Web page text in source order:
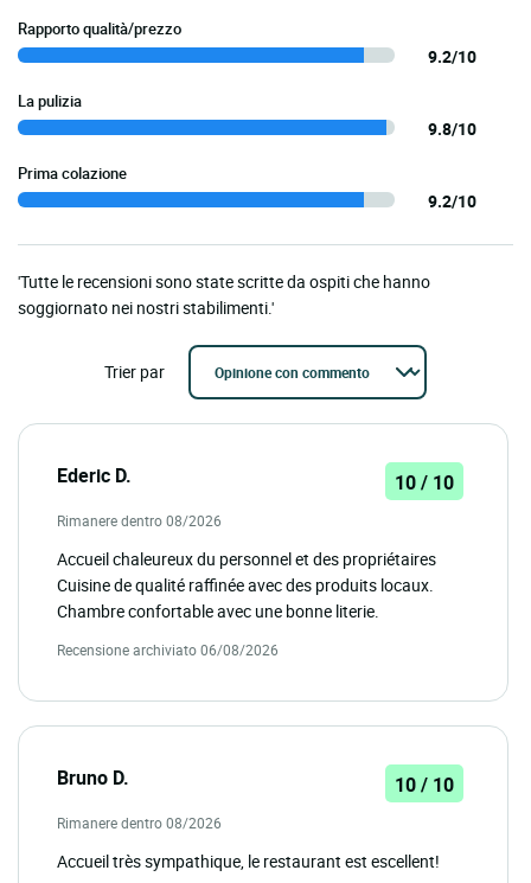
Rapporto qualità/prezzo
9.2/10
La pulizia
9.8/10
Prima colazione
9.2/10
'Tutte le recensioni sono state scritte da ospiti che hanno
soggiornato nei nostri stabilimenti.'
Trier par
Ederic D. 10 / 10
Rimanere dentro 08/2026
Accueil chaleureux du personnel et des propriétaires
Cuisine de qualité raffinée avec des produits locaux.
Chambre confortable avec une bonne literie.
Recensione archiviato 06/08/2026
Bruno D. 10 / 10
Rimanere dentro 08/2026
Accueil très sympathique, le restaurant est escellent!